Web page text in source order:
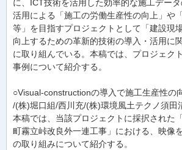
に、ICT技術を活用した効率的な施工デー
活用による「施工の労働生産性の向上」や
等」を目指すプロジェクトとして「建設現
向上するための革新的技術の導入・活用に
に取り組んでいる。本稿では、プロジェク
事例について紹介する。
○Visual-constructionの導入で施工生産性の
/(株)堀口組/西川充/(株)環境風土テクノ須田
本稿では、当該プロジェクトに採択された
町霧立峠改良外一連工事」における、映像
の取り組みについて紹介する。